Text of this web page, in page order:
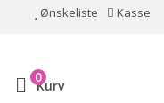
Ønskeliste Kasse
Kurv
0